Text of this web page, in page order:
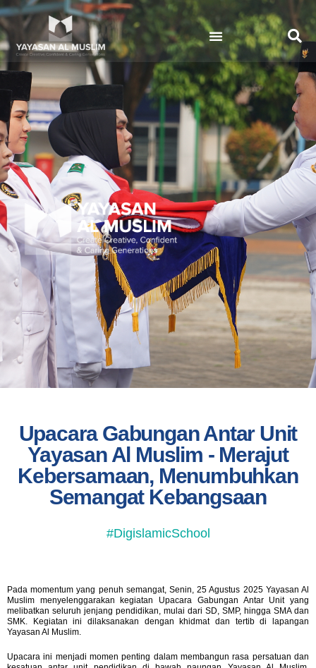
Upacara Gabungan Antar Unit
Yayasan Al Muslim - Merajut
Kebersamaan, Menumbuhkan
Semangat Kebangsaan
#DigislamicSchool
Pada momentum yang penuh semangat, Senin, 25 Agustus 2025 Yayasan Al
Muslim menyelenggarakan kegiatan Upacara Gabungan Antar Unit yang
melibatkan seluruh jenjang pendidikan, mulai dari SD, SMP, hingga SMA dan
SMK. Kegiatan ini dilaksanakan dengan khidmat dan tertib di lapangan
Yayasan Al Muslim.
Upacara ini menjadi momen penting dalam membangun rasa persatuan dan